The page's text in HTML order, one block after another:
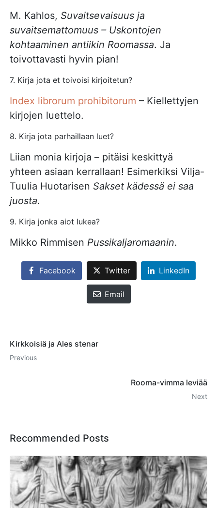
M. Kahlos, Suvaitsevaisuus ja
suvaitsemattomuus – Uskontojen
kohtaaminen antiikin Roomassa. Ja
toivottavasti hyvin pian!
7. Kirja jota et toivoisi kirjoitetun?
Index librorum prohibitorum – Kiellettyjen
kirjojen luettelo.
8. Kirja jota parhaillaan luet?
Liian monia kirjoja – pitäisi keskittyä
yhteen asiaan kerrallaan! Esimerkiksi Vilja-
Tuulia Huotarisen Sakset kädessä ei saa
juosta.
9. Kirja jonka aiot lukea?
Mikko Rimmisen Pussikaljaromaanin.
Facebook Twitter LinkedIn
Email
Kirkkoisiä ja Ales stenar
Previous
Rooma-vimma leviää
Next
Recommended Posts